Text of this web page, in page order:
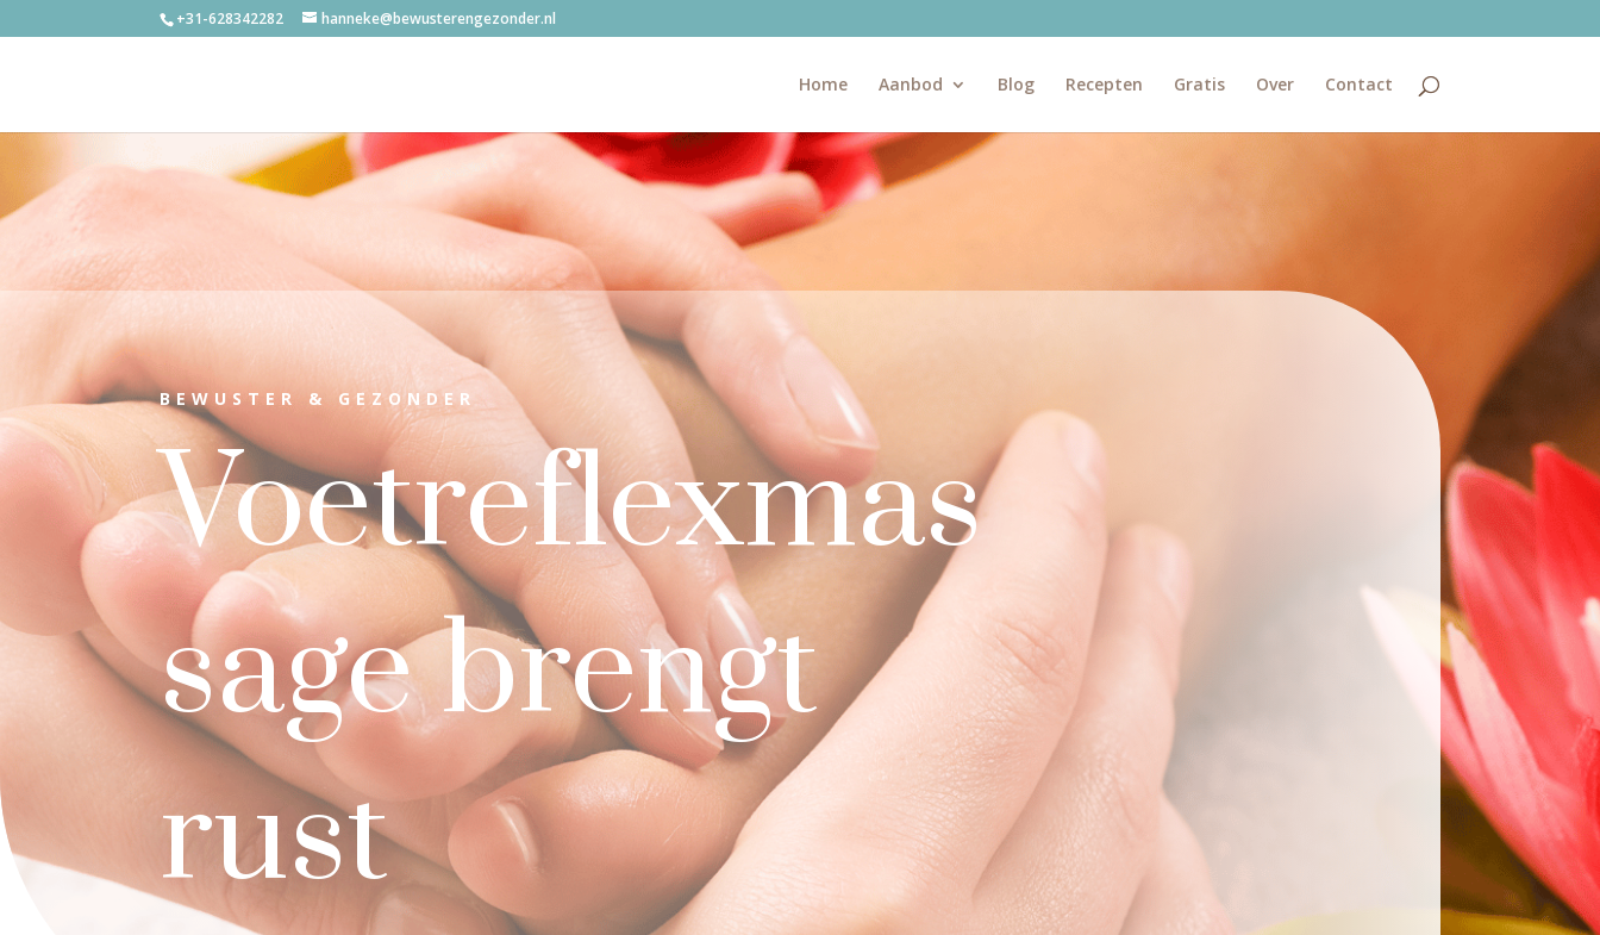
+31-628342282 hanneke@bewusterengezonder.nl
Home Aanbod Blog Recepten Gratis Over Contact
BEWUSTER & GEZONDER
Voetreflexmas
sage brengt
rust